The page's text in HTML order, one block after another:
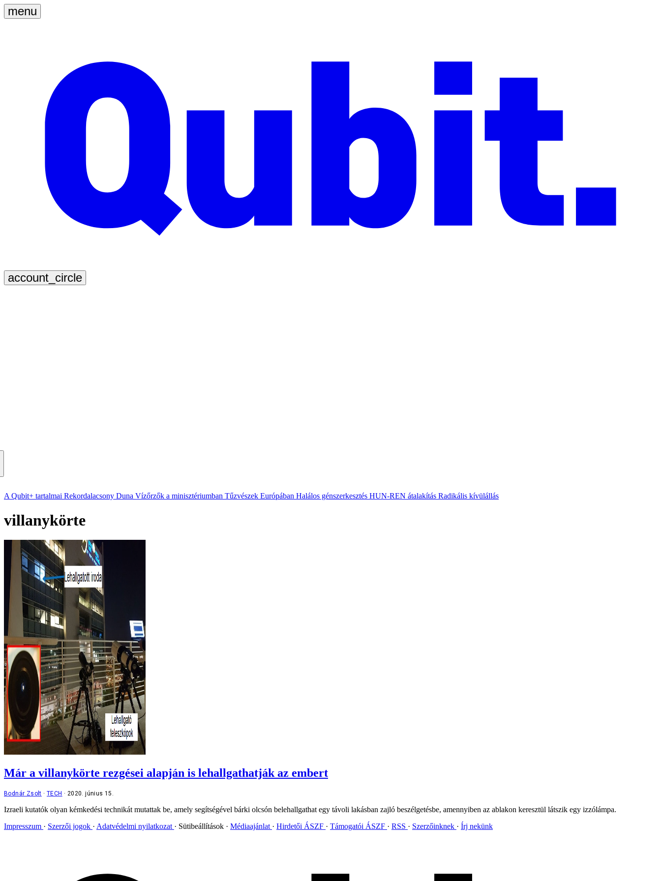
A Qubit+ tartalmai Rekordalacsony Duna Vízőrzők a minisztériumban Tűzvészek Európában Halálos génszerkesztés HUN-REN átalakítás Radikális kívülállás
villanykörte
Már a villanykörte rezgései alapján is lehallgathatják az embert
Bodnár Zsolt TECH 2020. június 15.
Izraeli kutatók olyan kémkedési technikát mutattak be, amely segítségével bárki olcsón belehallgathat egy távoli lakásban zajló beszélgetésbe, amennyiben az ablakon keresztül látszik egy izzólámpa.
Impresszum
Szerzői jogok Adatvédelmi nyilatkozat Sütibeállítások Médiaajánlat Hirdetői ÁSZF Támogatói ÁSZF RSS Szerzőinknek Írj nekünk